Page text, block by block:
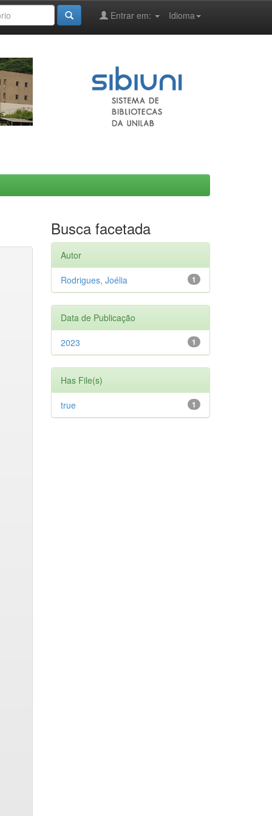
Idioma
Entrar em:
Busca facetada
Autor
1
Rodrigues, Joélia
Data de Publicação
1
2023
Has File(s)
1
true